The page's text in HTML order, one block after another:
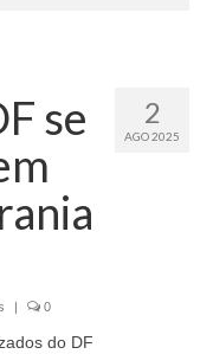
2
AGO 2025
se
| 0
do DF